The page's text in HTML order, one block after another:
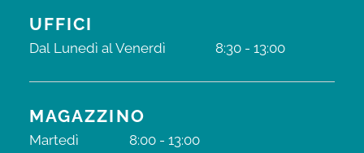
UFFICI
Dal Lunedì al Venerdì 8:30 - 13:00
MAGAZZINO
Martedì
8:00 - 13:00